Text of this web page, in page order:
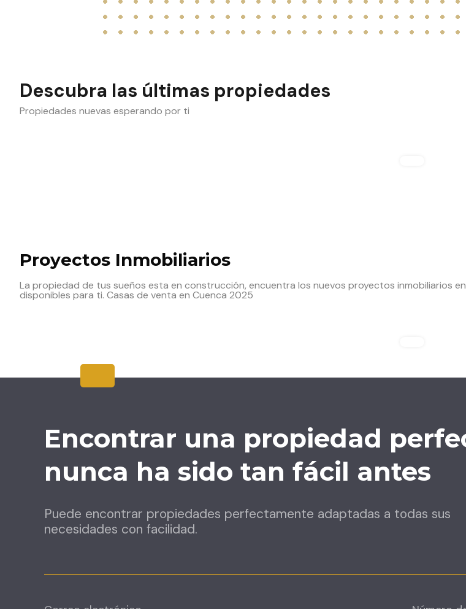
Descubra las últimas propiedades
Propiedades nuevas esperando por ti
Proyectos Inmobiliarios
La propiedad de tus sueños esta en construcción, encuentra los nuevos proyectos inmobiliarios
disponibles para ti. Casas de venta en Cuenca 2025
Encontrar una propiedad
nunca ha sido tan fácil antes
Puede encontrar propiedades perfectamente adaptadas a todas sus
necesidades con facilidad.